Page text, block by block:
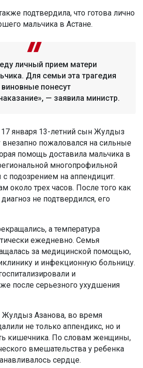
подтвердила, что готова лично
мальчика в Астане.
личный прием матери
Для семьи эта трагедия
понесут
— заявила министр.
17 января 13-летний сын Жулдыз
внезапно пожаловался на сильные
помощь доставила мальчика в
многопрофильной
подозрением на аппендицит.
около трех часов. После того как
не подтвердился, его
а температура
ежедневно. Семья
за медицинской помощью,
и инфекционную больницу.
и
после серьезного ухудшения
Жулдыз Азанова, во время
не только аппендикс, но и
кишечника. По словам женщины,
вмешательства у ребенка
сердце.